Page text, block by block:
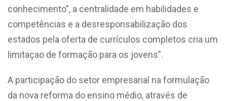
conhecimento”, a centralidade em habilidades e
competências e a desresponsabilização dos
estados pela oferta de currículos completos cria um
limitaçao de formação para os jovens”.
A participação do setor empresarial na formulação
da nova reforma do ensino médio, através de